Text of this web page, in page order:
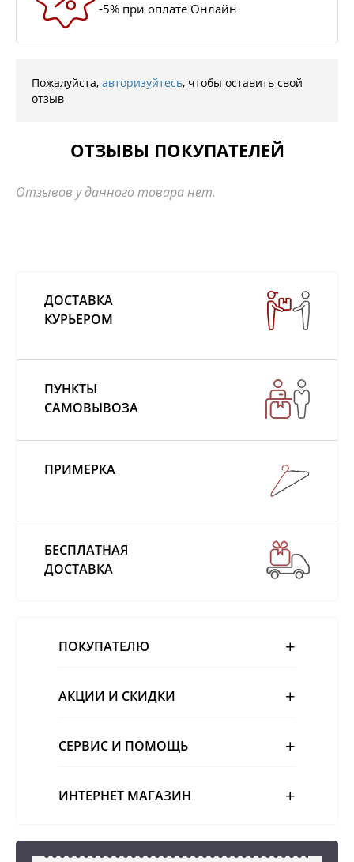
-5% при оплате Онлайн
Пожалуйста, авторизуйтесь, чтобы оставить свой
отзыв
ОТЗЫВЫ ПОКУПАТЕЛЕЙ
Отзывов у данного товара нет.
ДОСТАВКА
КУРЬЕРОМ
ПУНКТЫ
САМОВЫВОЗА
ПРИМЕРКА
БЕСПЛАТНАЯ
ДОСТАВКА
ПОКУПАТЕЛЮ
АКЦИИ И СКИДКИ
СЕРВИС И ПОМОЩЬ
ИНТЕРНЕТ МАГАЗИН